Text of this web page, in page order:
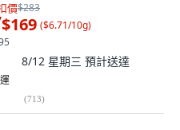
價$283
$169 ($6.71/10g)
8/12 星期三 預計送達
(713)